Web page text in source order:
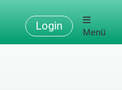
Login
Menü